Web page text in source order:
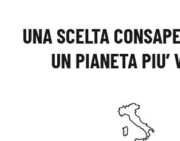
UNA SCELTA
UN PIANETA PIU’